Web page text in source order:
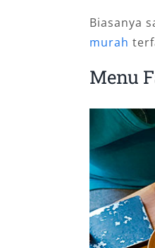
Biasanya
murah
Menu